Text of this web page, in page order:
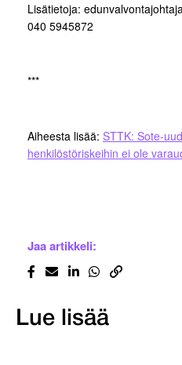
Lisätietoja:
040 5945872
***
Aiheesta lisää: STTK: Sote-
henkilöstöriskeihin ei ole
Jaa artikkeli:
Lue lisää